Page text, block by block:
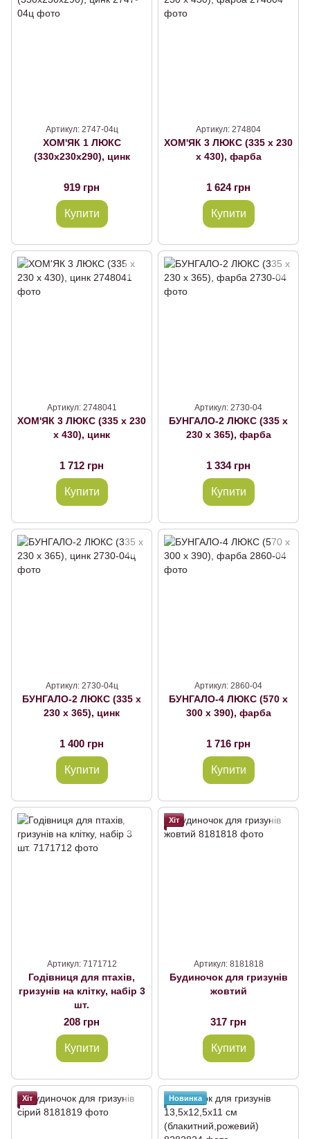
Артикул: 2747-04ц
ХОМ'ЯК 1 ЛЮКС
(330х230х290), цинк
919 грн
Купити
Артикул: 274804
ХОМ'ЯК 3 ЛЮКС (335 х 230
х 430), фарба
1 624 грн
Купити
Артикул: 2748041
ХОМ'ЯК 3 ЛЮКС (335 х 230
х 430), цинк
1 712 грн
Купити
Артикул: 2730-04
БУНГАЛО-2 ЛЮКС (335 х
230 х 365), фарба
1 334 грн
Купити
Артикул: 2730-04ц
БУНГАЛО-2 ЛЮКС (335 х
230 х 365), цинк
1 400 грн
Купити
Артикул: 2860-04
БУНГАЛО-4 ЛЮКС (570 х
300 х 390), фарба
1 716 грн
Купити
Артикул: 7171712
Годівниця для птахів,
гризунів на клітку, набір 3
шт.
208 грн
Купити
Хіт
Артикул: 8181818
Будиночок для гризунів
жовтий
317 грн
Купити
Хіт Новинка